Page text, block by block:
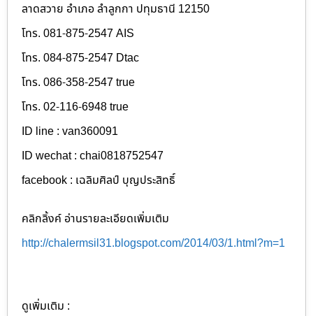
ลาดสวาย อำเภอ ลำลูกกา ปทุมธานี 12150
โทร. 081-875-2547 AIS
โทร. 084-875-2547 Dtac
โทร. 086-358-2547 true
โทร. 02-116-6948 true
ID line : van360091
ID wechat : chai0818752547
facebook : เฉลิมศิลป์ บุญประสิทธิ์
คลิกลิ้งค์ อ่านรายละเอียดเพิ่มเติม
http://chalermsil31.blogspot.com/2014/03/1.html?m=1
ดูเพิ่มเติม :